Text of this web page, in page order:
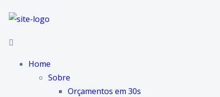
Home
Sobre
Orçamentos em 30s